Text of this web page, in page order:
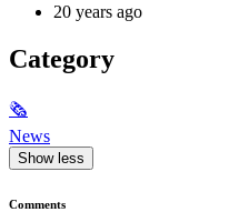
20 years ago
Category
🗞
News
Show less
Comments